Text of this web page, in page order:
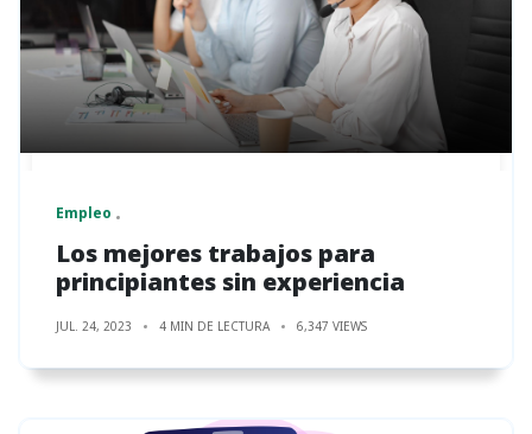
Empleo
Los mejores trabajos para
principiantes sin experiencia
JUL. 24, 2023 4 MIN DE LECTURA 6,347 VIEWS